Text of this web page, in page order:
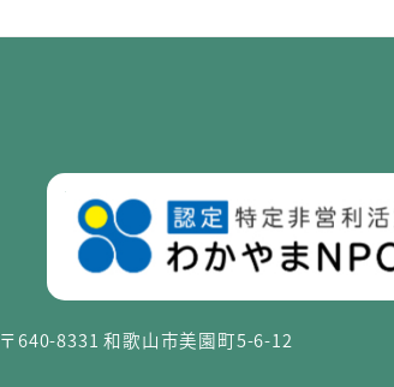
〒640-8331 和歌山市美園町5-6-12